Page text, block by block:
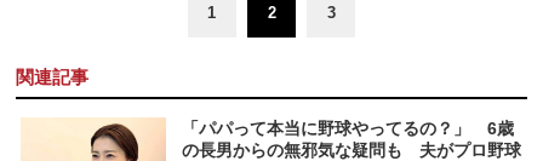
1 2 3
関連記事
「パパって本当に野球やってるの？」 6歳
の長男からの無邪気な疑問も 夫がプロ野球